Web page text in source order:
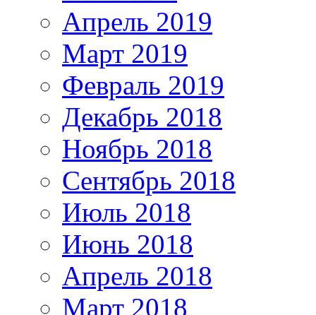
Апрель 2019
Март 2019
Февраль 2019
Декабрь 2018
Ноябрь 2018
Сентябрь 2018
Июль 2018
Июнь 2018
Апрель 2018
Март 2018